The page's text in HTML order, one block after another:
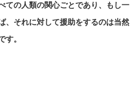
ての人類の関心ごとであり、もし一
、それに対して援助をするのは当然
す。